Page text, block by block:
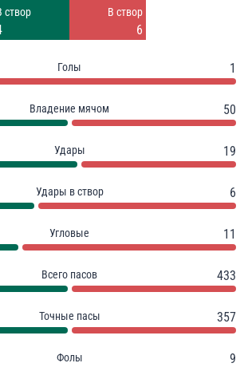
створ В створ
6
Голы 1
Владение мячом 50
Удары 19
Удары в створ 6
Угловые 11
Всего пасов 433
Точные пасы 357
Фолы 9